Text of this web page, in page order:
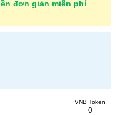
đơn giản miễn phí
VNB Token
0